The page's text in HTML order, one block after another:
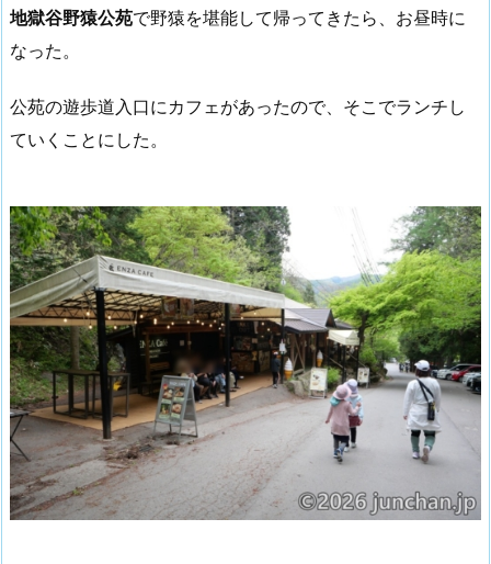
地獄谷野猿公苑で野猿を堪能して帰ってきたら、お昼時に
なった。
公苑の遊歩道入口にカフェがあったので、そこでランチし
ていくことにした。